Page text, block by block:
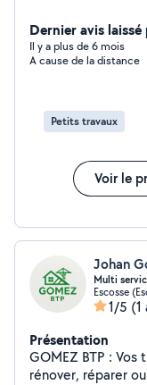
Dernier avis
Il y a plus de 6 mois
A cause de la distance
Petits travaux
Voir le
Johan
Multi
Escosse
1/5 (1
Présentation
GOMEZ BTP : Vos
rénover, réparer ou